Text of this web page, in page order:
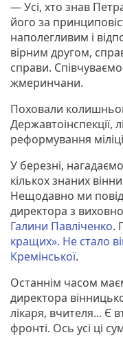
— Усі, хто знав
його за
наполегливим і
вірним другом,
справи.
жмеринчани.
Поховали
Державтоінспекції,
реформування
У березні,
кількох знаних
Нещодавно ми
директора з
Галини Павліченко.
кращих». Не стало
Кремінської.
Останнім часом
директора
лікаря, вчителя... Є
фронті. Ось усі ці